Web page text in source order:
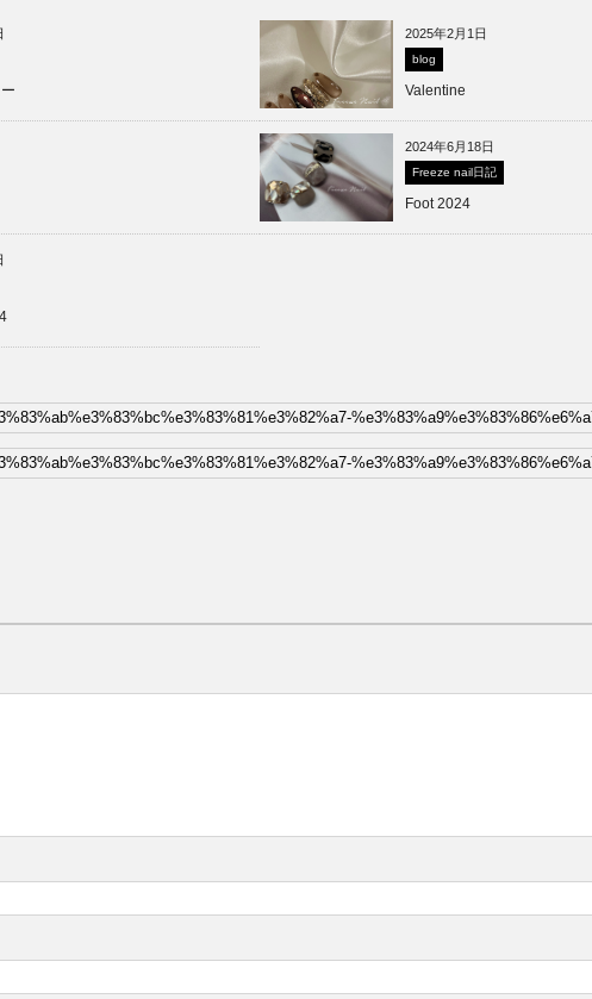
2025年2月1日
blog
Valentine
2024年6月18日
Freeze nail日記
Foot 2024